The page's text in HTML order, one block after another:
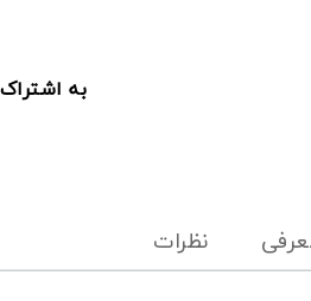
میباشدpooshakesanli.com
به
نظرات